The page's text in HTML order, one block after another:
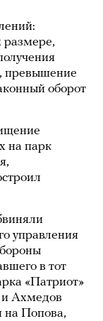
размере,
превышение
оборот
на парк
управления
в тот
«Патриот»
Ахмедов
на Попова,